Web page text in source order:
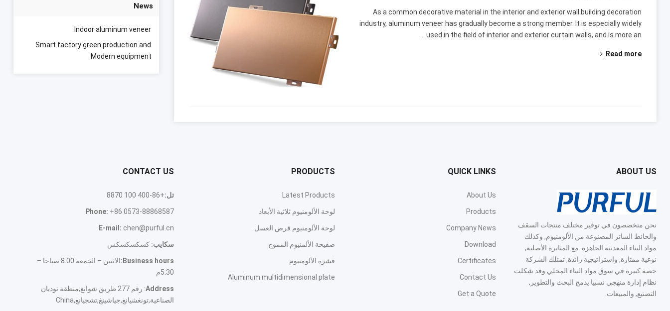
As a common decorative material in the interior and exterior wall building decoration
industry,aluminum veneer has gradually become a strong member. It is especially widely
used in the field of interior and exterior curtain walls,and is more an
...
Read more
News
Indoor aluminum veneer
Smart factory green production and
Modern equipment
ABOUT US
نحن متخصصون في توفير مختلف منتجات السقف
والحائط الساتر المصنوعة من الألومنيوم, وكذلك
مواد البناء المعدنية الجاهزة. مع المثابرة الأصلية,
نوعية ممتازة, واستراتيجية رائدة, تمتلك الشركة
حصة كبيرة في سوق مواد البناء المحلي وقد شكلت
نظام إدارة منهجي نسبيا يدمج البحث والتطوير,
التصنيع, والمبيعات.
QUICK LINKS
About Us
Products
Company News
Download
Certificates
Contact Us
Get a Quote
PRODUCTS
Latest Products
لوحة الألومنيوم ثلاثية الأبعاد
لوحة الألومنيوم قرص العسل
صفيحة الألمنيوم المموج
قشرة الألومنيوم
Aluminum multidimensional plate
CONTACT US
تل:+86-400 100 8870
Phone: +86 0573-88868587
E-mail : chen@purful.cn
سكايب: كسكسكسكس
Business hours
:
الاثنين – الجمعة 8.00 صباحا –
5:30م
Address
: رقم 277 طريق شوانغ,منطقة توديان
الصناعية,تونغشيانغ,جياشينغ,تشجيانغ,China